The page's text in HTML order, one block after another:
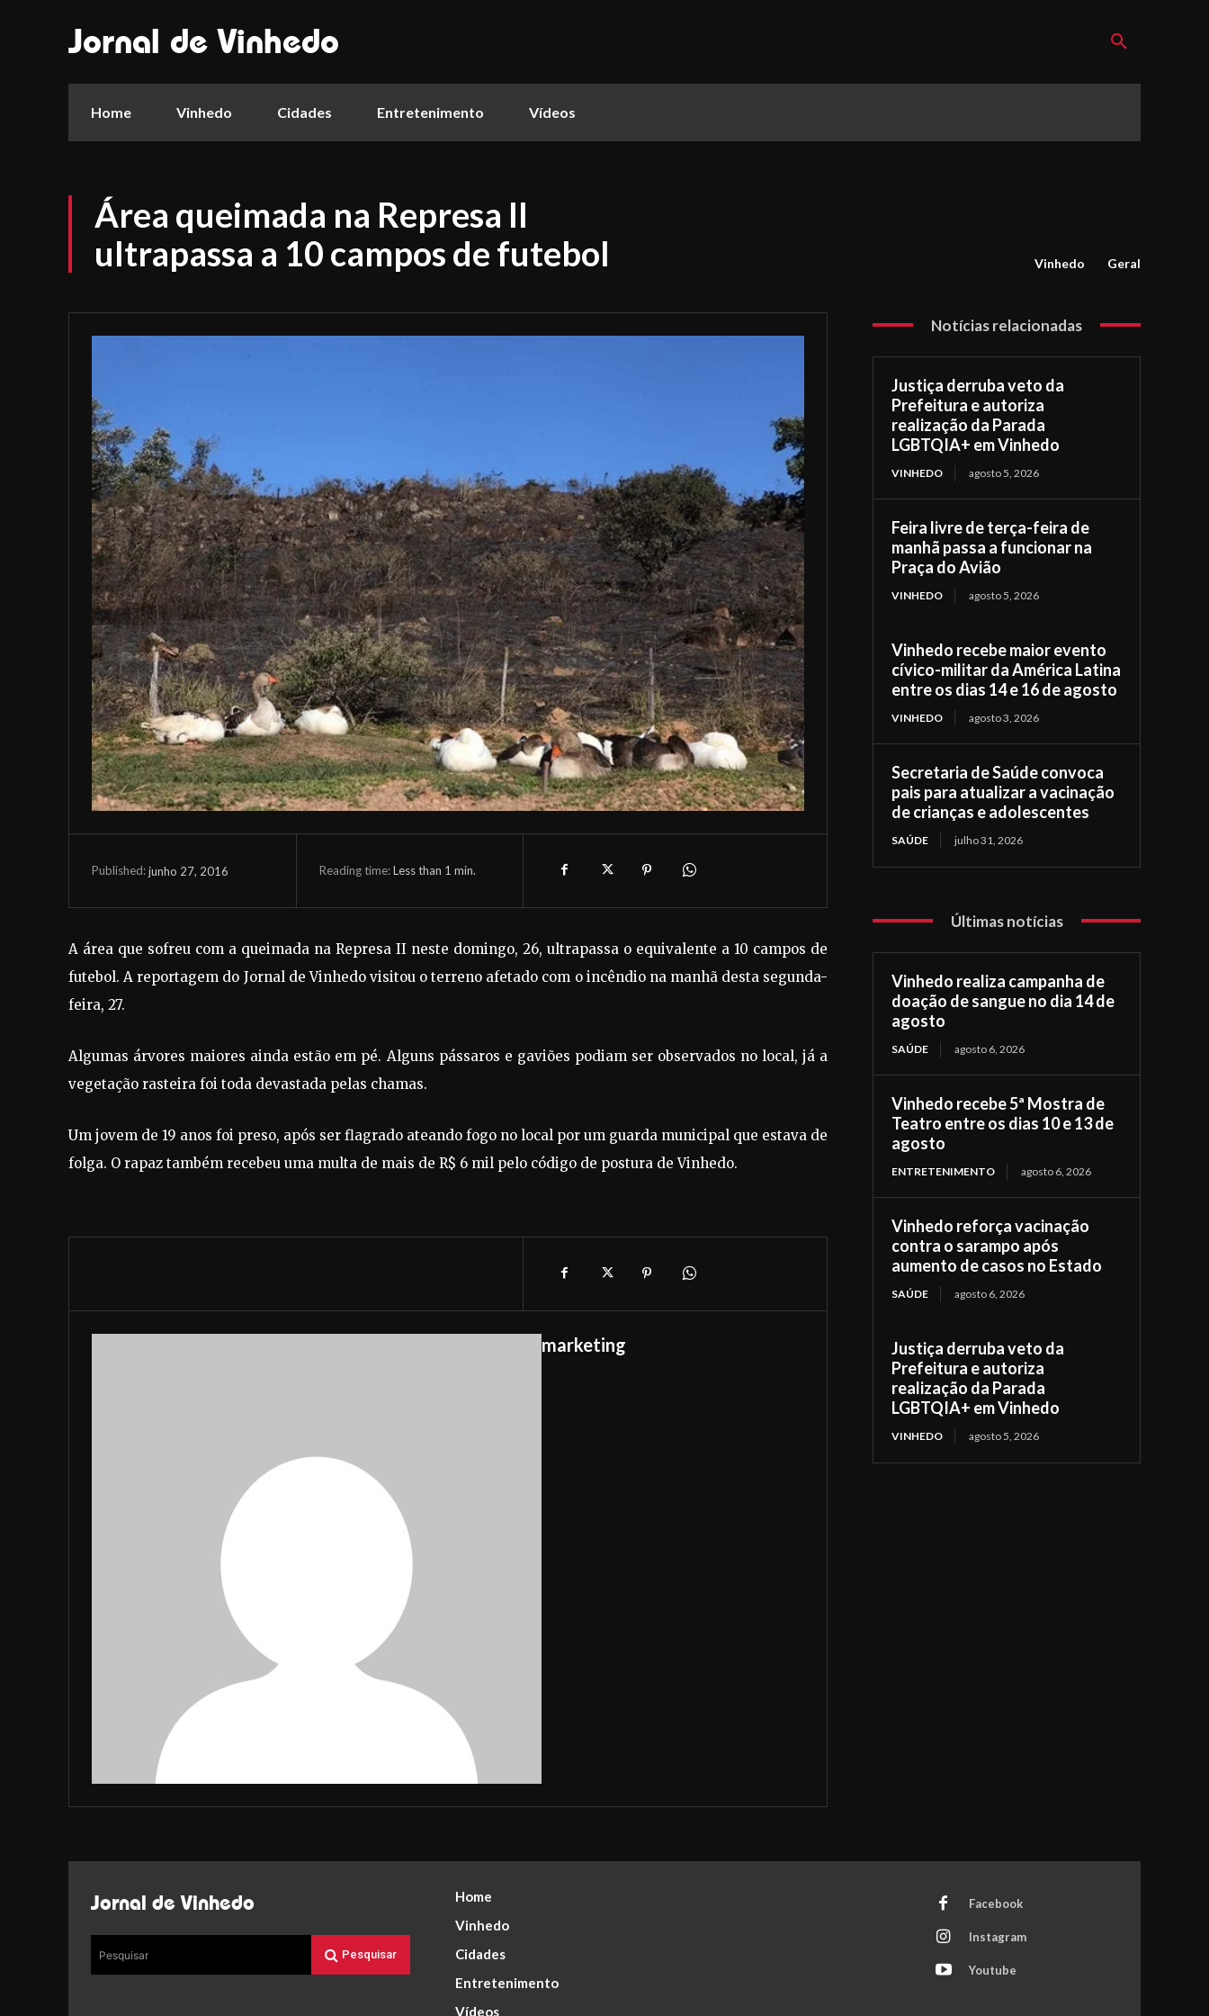
Jornal de Vinhedo
Home Vinhedo Cidades Entretenimento Vídeos
Área queimada na Represa II
ultrapassa a 10 campos de futebol
Vinhedo Geral
Published:junho 27, 2016 Reading time:Less than 1 min.
A área que sofreu com a queimada na Represa II neste domingo, 26, ultrapassa o equivalente a 10 campos de
futebol. A reportagem do Jornal de Vinhedo visitou o terreno afetado com o incêndio na manhã desta segunda-
feira, 27.
Algumas árvores maiores ainda estão em pé. Alguns pássaros e gaviões podiam ser observados no local, já a
vegetação rasteira foi toda devastada pelas chamas.
Um jovem de 19 anos foi preso, após ser flagrado ateando fogo no local por um guarda municipal que estava de
folga. O rapaz também recebeu uma multa de mais de R$ 6 mil pelo código de postura de Vinhedo.
marketing
Notícias relacionadas
Justiça derruba veto da
Prefeitura e autoriza
realização da Parada
LGBTQIA+ em Vinhedo
VINHEDO agosto 5, 2026
Feira livre de terça-feira de
manhã passa a funcionar na
Praça do Avião
VINHEDO agosto 5, 2026
Vinhedo recebe maior evento
cívico-militar da América Latina
entre os dias 14 e 16 de agosto
VINHEDO agosto 3, 2026
Secretaria de Saúde convoca
pais para atualizar a vacinação
de crianças e adolescentes
SAÚDE julho 31, 2026
Últimas notícias
Vinhedo realiza campanha de
doação de sangue no dia 14 de
agosto
SAÚDE agosto 6, 2026
Vinhedo recebe 5ª Mostra de
Teatro entre os dias 10 e 13 de
agosto
ENTRETENIMENTO agosto 6, 2026
Vinhedo reforça vacinação
contra o sarampo após
aumento de casos no Estado
SAÚDE agosto 6, 2026
Justiça derruba veto da
Prefeitura e autoriza
realização da Parada
LGBTQIA+ em Vinhedo
VINHEDO agosto 5, 2026
Jornal de Vinhedo
Pesquisar Pesquisar
Home
Vinhedo
Cidades
Entretenimento
Vídeos
Facebook
Instagram
Youtube